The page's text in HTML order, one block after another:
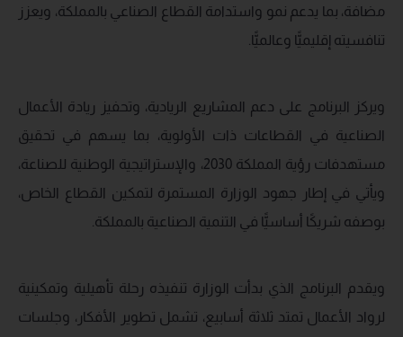
مضافة، بما يدعم نمو واستدامة القطاع الصناعي بالمملكة، ويعزز
تنافسيته إقليميًّا وعالميًّا.
ويركز البرنامج على دعم المشاريع الريادية، وتحفيز ريادة الأعمال
الصناعية في القطاعات ذات الأولوية، بما يسهم في تحقيق
مستهدفات رؤية المملكة 2030، والإستراتيجية الوطنية للصناعة،
ويأتي في إطار جهود الوزارة المستمرة لتمكين القطاع الخاص،
بوصفه شريكًا أساسيًّا في التنمية الصناعية بالمملكة.
ويقدم البرنامج الذي بدأت الوزارة تنفيذه رحلة تأهيلية وتمكينية
لرواد الأعمال تمتد ثلاثة أسابيع، تشمل تطوير الأفكار، وجلسات